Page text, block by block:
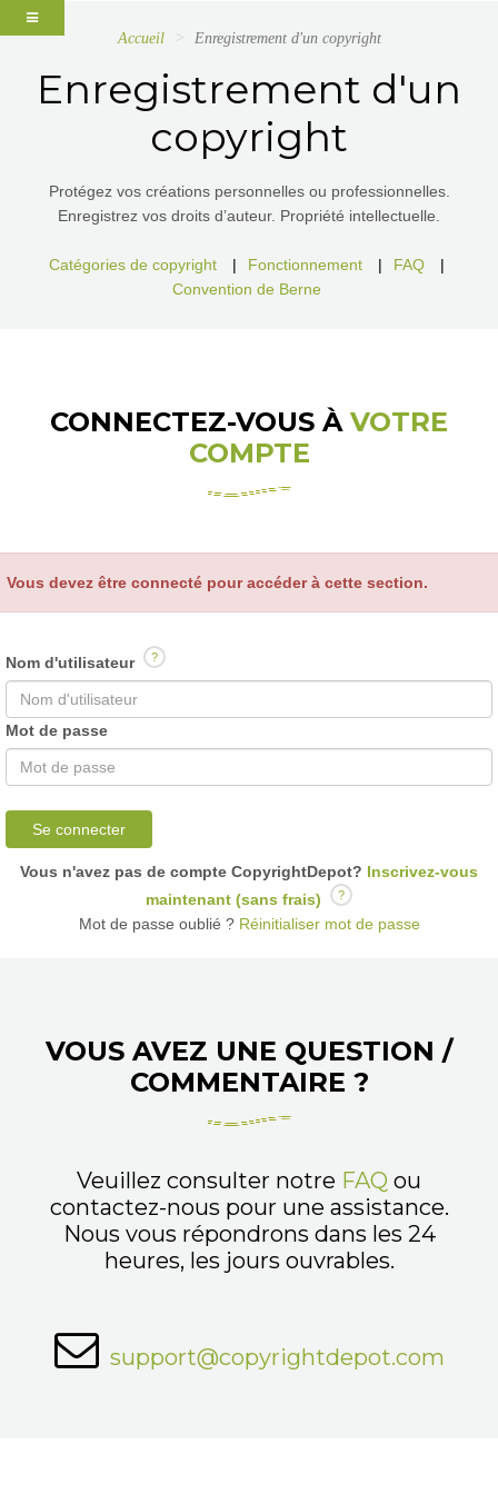
Accueil Enregistrement d'un copyright
Enregistrement d'un
copyright
Protégez vos créations personnelles ou professionnelles.
Enregistrez vos droits d’auteur. Propriété intellectuelle.
Catégories de copyright | Fonctionnement | FAQ
|
Convention de Berne
CONNECTEZ-VOUS À VOTRE
COMPTE
Vous devez être connecté pour accéder à cette section.
Nom d'utilisateur ?
Mot de passe
Se connecter
Vous n'avez pas de compte CopyrightDepot? Inscrivez-vous
maintenant (sans frais)
?
Mot de passe oublié ?Réinitialiser mot de passe
VOUS AVEZ UNE QUESTION /
COMMENTAIRE ?
Veuillez consulter notre FAQ ou
contactez-nous pour une assistance.
Nous vous répondrons dans les 24
heures, les jours ouvrables.
support@copyrightdepot.com